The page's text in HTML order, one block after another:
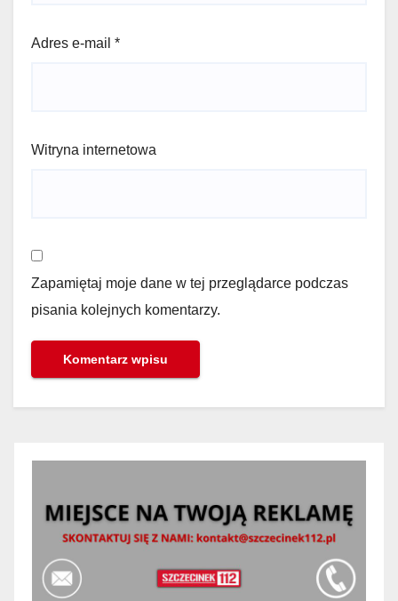
Adres e-mail *
Witryna internetowa
Zapamiętaj moje dane w tej przeglądarce podczas
pisania kolejnych komentarzy.